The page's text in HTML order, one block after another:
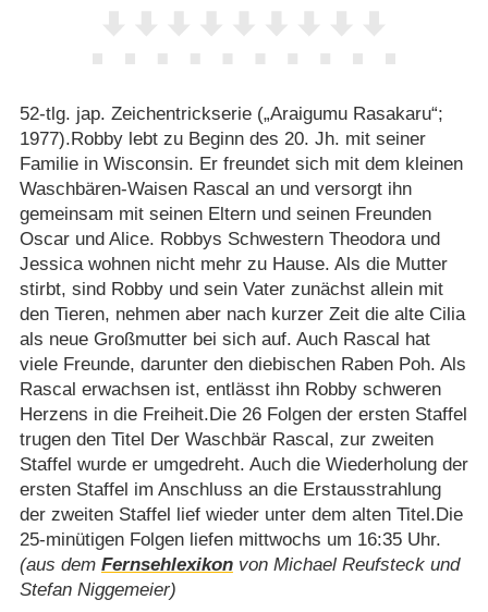
52-tlg. jap. Zeichentrickserie („Araigumu Rasakaru“;
1977).Robby lebt zu Beginn des 20. Jh. mit seiner
Familie in Wisconsin. Er freundet sich mit dem kleinen
Waschbären-Waisen Rascal an und versorgt ihn
gemeinsam mit seinen Eltern und seinen Freunden
Oscar und Alice. Robbys Schwestern Theodora und
Jessica wohnen nicht mehr zu Hause. Als die Mutter
stirbt, sind Robby und sein Vater zunächst allein mit
den Tieren, nehmen aber nach kurzer Zeit die alte Cilia
als neue Großmutter bei sich auf. Auch Rascal hat
viele Freunde, darunter den diebischen Raben Poh. Als
Rascal erwachsen ist, entlässt ihn Robby schweren
Herzens in die Freiheit.Die 26 Folgen der ersten Staffel
trugen den Titel Der Waschbär Rascal, zur zweiten
Staffel wurde er umgedreht. Auch die Wiederholung der
ersten Staffel im Anschluss an die Erstausstrahlung
der zweiten Staffel lief wieder unter dem alten Titel.Die
25-minütigen Folgen liefen mittwochs um 16:35 Uhr.
(aus dem Fernsehlexikonvon Michael Reufsteck und
Stefan Niggemeier)